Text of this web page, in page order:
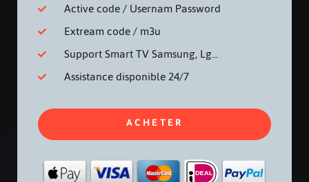
Active code / Usernam Password
Extream code / m3u
Support Smart TV Samsung, Lg...
Assistance disponible 24/7
ACHETER